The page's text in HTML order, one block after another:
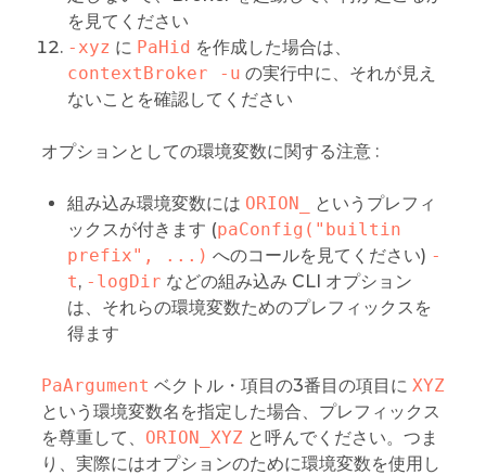
を見てください
-xyz に PaHid を作成した場合は、
contextBroker -u の実行中に、それが見え
ないことを確認してください
オプションとしての環境変数に関する注意 :
組み込み環境変数には ORION_
というプレフィ
ックスが付きます (paConfig("builtin
prefix", ...) へのコールを見てください) -
t, -logDir などの組み込み CLI オプション
は、それらの環境変数ためのプレフィックスを
得ます
PaArgument ベクトル・項目の3番目の項目に XYZ
という環境変数名を指定した場合、プレフィックス
を尊重して、 ORION_XYZと呼んでください。つま
り、実際にはオプションのために環境変数を使用し